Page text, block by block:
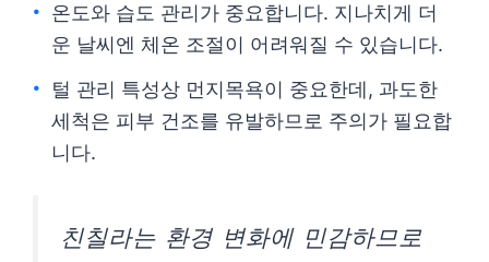
온도와 습도 관리가 중요합니다. 지나치게 더
운 날씨엔 체온 조절이 어려워질 수 있습니다.
털 관리 특성상 먼지목욕이 중요한데, 과도한
세척은 피부 건조를 유발하므로 주의가 필요합
니다.
친칠라는 환경 변화에 민감하므로